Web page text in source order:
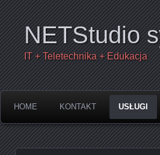
NETStudio
IT + Teletechnika + Edukacja
HOME KONTAKT USŁUGI